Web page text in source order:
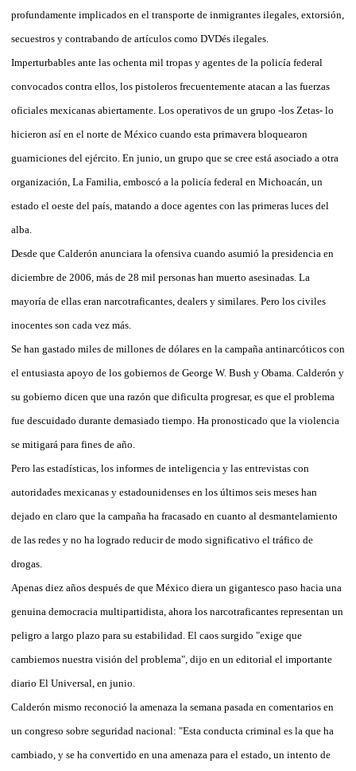
profundamente implicados en el transporte de inmigrantes ilegales, extorsión,
secuestros y contrabando de artículos como DVDés ilegales.
Imperturbables ante las ochenta mil tropas y agentes de la policía federal
convocados contra ellos, los pistoleros frecuentemente atacan a las fuerzas
oficiales mexicanas abiertamente. Los operativos de un grupo -los Zetas- lo
hicieron así en el norte de México cuando esta primavera bloquearon
guarniciones del ejército. En junio, un grupo que se cree está asociado a otra
organización, La Familia, emboscó a la policía federal en Michoacán, un
estado el oeste del país, matando a doce agentes con las primeras luces del
alba.
Desde que Calderón anunciara la ofensiva cuando asumió la presidencia en
diciembre de 2006, más de 28 mil personas han muerto asesinadas. La
mayoría de ellas eran narcotraficantes, dealers y similares. Pero los civiles
inocentes son cada vez más.
Se han gastado miles de millones de dólares en la campaña antinarcóticos con
el entusiasta apoyo de los gobiernos de George W. Bush y Obama. Calderón y
su gobierno dicen que una razón que dificulta progresar, es que el problema
fue descuidado durante demasiado tiempo. Ha pronosticado que la violencia
se mitigará para fines de año.
Pero las estadísticas, los informes de inteligencia y las entrevistas con
autoridades mexicanas y estadounidenses en los últimos seis meses han
dejado en claro que la campaña ha fracasado en cuanto al desmantelamiento
de las redes y no ha logrado reducir de modo significativo el tráfico de
drogas.
Apenas diez años después de que México diera un gigantesco paso hacia una
genuina democracia multipartidista, ahora los narcotraficantes representan un
peligro a largo plazo para su estabilidad. El caos surgido "exige que
cambiemos nuestra visión del problema", dijo en un editorial el importante
diario El Universal, en junio.
Calderón mismo reconoció la amenaza la semana pasada en comentarios en
un congreso sobre seguridad nacional: "Esta conducta criminal es la que ha
cambiado, y se ha convertido en una amenaza para el estado, un intento de